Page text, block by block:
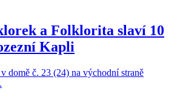
a Folklorita slaví 10
Kapli